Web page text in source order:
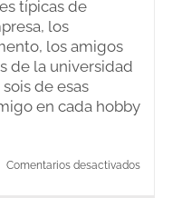
típicas de
los
los amigos
de la universidad
de esas
en cada hobby
Comentarios desactivadosen